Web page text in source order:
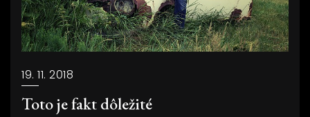
19. 11. 2018
Toto je fakt dôležité